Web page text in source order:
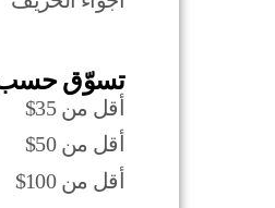
تسوّق حسب
أقل من 35$
أقل من 50$
أقل من 100$